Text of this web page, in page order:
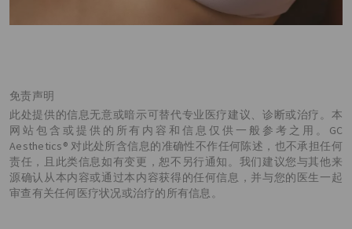
免责声明
此处提供的信息无意或暗示可替代专业医疗建议、诊断或治疗。本
网站包含或提供的所有内容和信息仅供一般参考之用。GC
Aesthetics® 对此处所含信息的准确性不作任何陈述，也不承担任何
责任，且此类信息如有变更，恕不另行通知。我们建议您与其他来
源确认从本内容或通过本内容获得的任何信息，并与您的医生一起
审查有关任何医疗状况或治疗的所有信息。